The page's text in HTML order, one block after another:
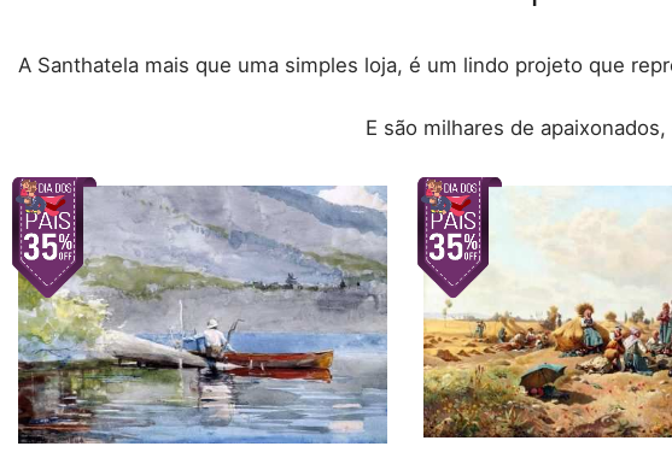
A Santhatela mais que uma simples loja, é um lindo projeto que
E são milhares de